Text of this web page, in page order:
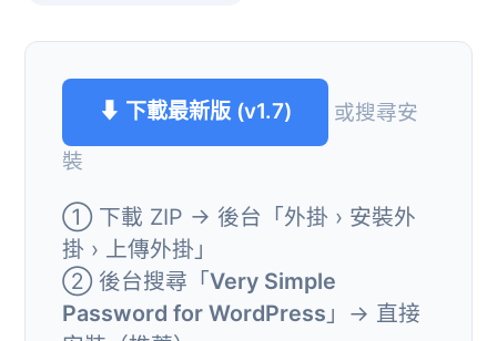
⬇ 下載最新版 (v1.7)
或搜尋安
裝
① 下載 ZIP → 後台「外掛 › 安裝外
掛 › 上傳外掛」
② 後台搜尋「Very Simple
Password for WordPress 」→ 直接